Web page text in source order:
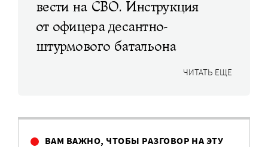
вести на СВО. Инструкция
от офицера десантно-
штурмового батальона
ЧИТАТЬ ЕЩЕ
ВАМ ВАЖНО, ЧТОБЫ РАЗГОВОР НА ЭТУ